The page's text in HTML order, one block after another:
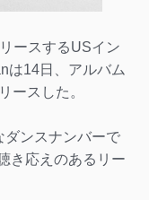
ースするUSイン
は14日、アルバム
ースした。
ンスナンバーで
き応えのあるリー